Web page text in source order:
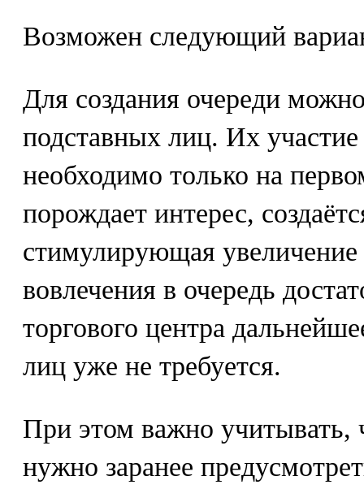
Возможен следующий
Для создания очереди
подставных лиц. Их
необходимо только на
порождает интерес,
стимулирующая
вовлечения в очередь
торгового центра
лиц уже не требуется.
При этом важно учитывать,
нужно заранее